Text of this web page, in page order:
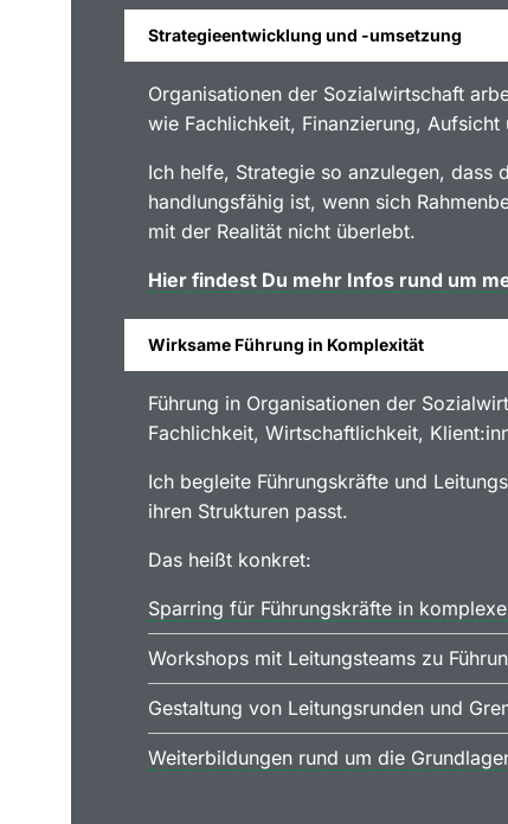
Strategieentwicklung und -umsetzung
Organisationen der Sozialwirtschaft
wie Fachlichkeit, Finanzierung,
Ich helfe, Strategie so anzulegen, dass
handlungsfähig ist, wenn sich
mit der Realität nicht überlebt.
Hier findest Du mehr Infos rund um
Wirksame Führung in Komplexität
Führung in Organisationen der
Fachlichkeit, Wirtschaftlichkeit,
Ich begleite Führungskräfte und
ihren Strukturen passt.
Das heißt konkret:
Sparring für Führungskräfte in
Workshops mit Leitungsteams zu
Gestaltung von Leitungsrunden und
Weiterbildungen rund um die